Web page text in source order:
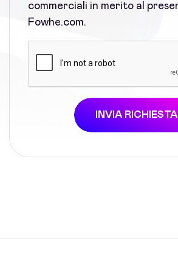
commerciali in merito al
Fowhe.com.
INVIA RICHIESTA